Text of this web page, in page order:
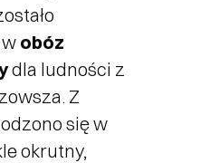
obóz
dla ludności z
Z
się w
okrutny,